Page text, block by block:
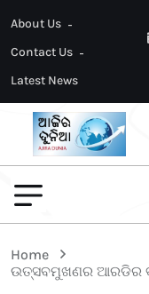
About Us
Contact Us
Latest News
Home
ଉତ୍ସବମୁଖଣର ଆରଡିର